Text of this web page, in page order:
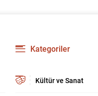
arasında söz düellosu başladı;
sert ifadelerle eleştirdi.
Kategoriler
Kültür ve Sanat